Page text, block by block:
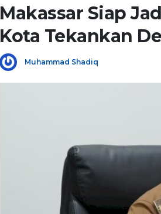
Makassar Siap
Kota Tekankan
Muhammad Shadiq